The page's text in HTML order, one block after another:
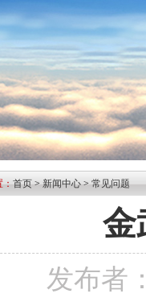
：首页>新闻中心>常见问题
金
发布者